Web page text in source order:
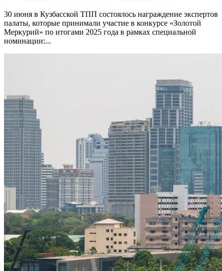
30 июня в Кузбасской ТПП состоялось награждение экспертов
палаты, которые принимали участие в конкурсе «Золотой
Меркурий» по итогами 2025 года в рамках специальной
номинации:...